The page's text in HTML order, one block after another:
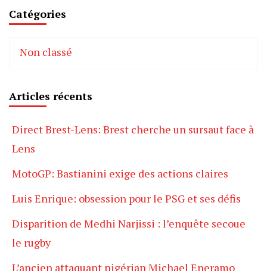
Catégories
Non classé
Articles récents
Direct Brest-Lens: Brest cherche un sursaut face à
Lens
MotoGP: Bastianini exige des actions claires
Luis Enrique: obsession pour le PSG et ses défis
Disparition de Medhi Narjissi : l’enquête secoue
le rugby
L’ancien attaquant nigérian Michael Eneramo